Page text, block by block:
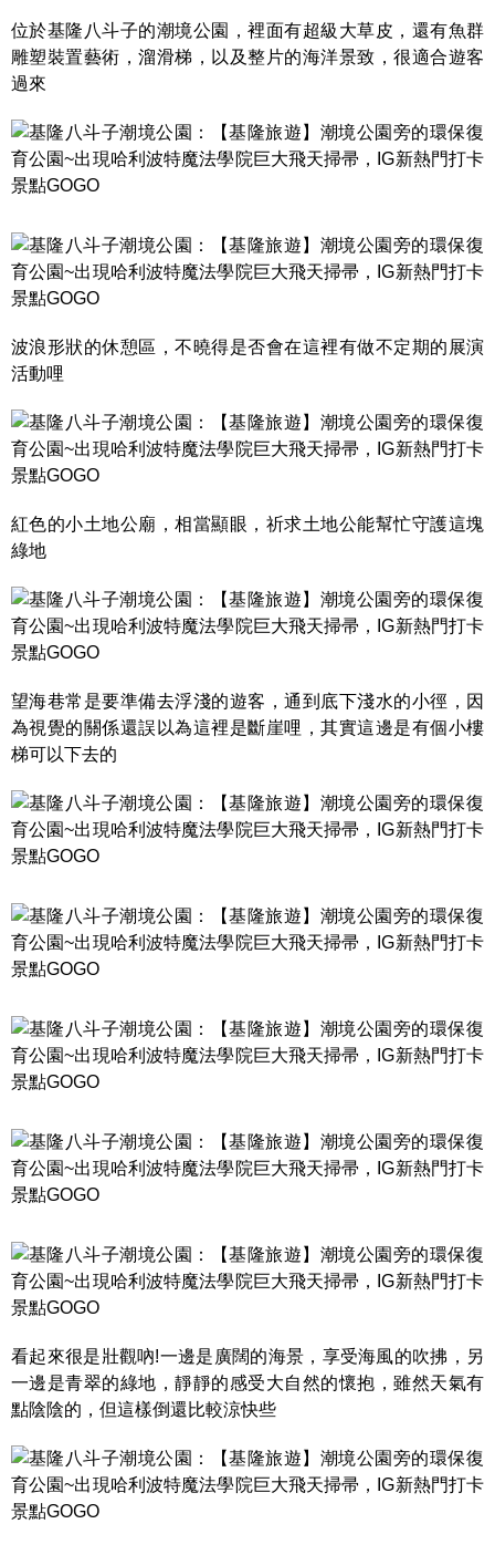
位於基隆八斗子的潮境公園，裡面有超級大草皮，還有魚群
雕塑裝置藝術，溜滑梯，以及整片的海洋景致，很適合遊客
過來
波浪形狀的休憩區，不曉得是否會在這裡有做不定期的展演
活動哩
紅色的小土地公廟，相當顯眼，祈求土地公能幫忙守護這塊
綠地
望海巷常是要準備去浮淺的遊客，通到底下淺水的小徑，因
為視覺的關係還誤以為這裡是斷崖哩，其實這邊是有個小樓
梯可以下去的
看起來很是壯觀吶!一邊是廣闊的海景，享受海風的吹拂，另
一邊是青翠的綠地，靜靜的感受大自然的懷抱，雖然天氣有
點陰陰的，但這樣倒還比較涼快些